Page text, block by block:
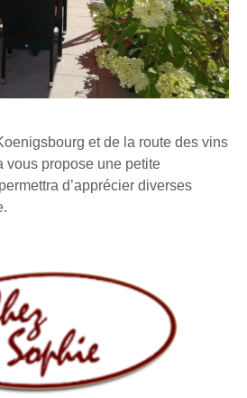
et de la route des vins
vous propose une petite
d’apprécier diverses